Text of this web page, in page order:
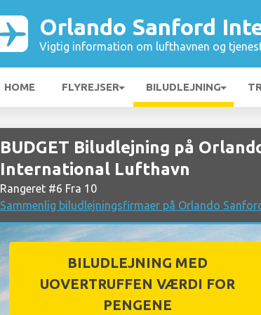
Orlando Sanford
Vigtig information om lufthavnen og
HOME FLYREJSER BILUDLEJNING
BUDGET Biludlejning på
International Lufthavn
Rangeret #6 Fra 10
Sammenlig biludlejningsfirmaer på Orlando
BILUDLEJNING MED
UOVERTRUFFEN VÆRDI FOR
PENGENE